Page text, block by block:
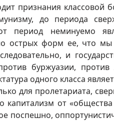
признания классовой
до периода
период неминуемо
острых форм ее, что
и
буржуазии,
одного класса
для пролетариата,
капитализм от
поспешно,